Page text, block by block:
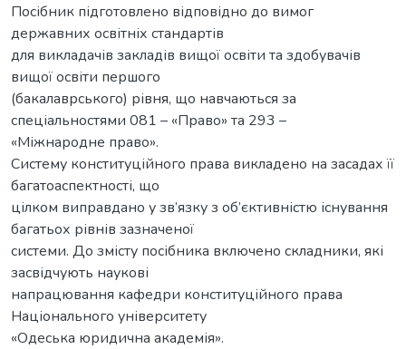
Посібник підготовлено відповідно до вимог
державних освітніх стандартів
для викладачів закладів вищої освіти та здобувачів
вищої освіти першого
(бакалаврського) рівня, що навчаються за
спеціальностями 081 – «Право» та 293 –
«Міжнародне право».
Систему конституційного права викладено на засадах її
багатоаспектності, що
цілком виправдано у зв’язку з об’єктивністю існування
багатьох рівнів зазначеної
системи. До змісту посібника включено складники, які
засвідчують наукові
напрацювання кафедри конституційного права
Національного університету
«Одеська юридична академія».